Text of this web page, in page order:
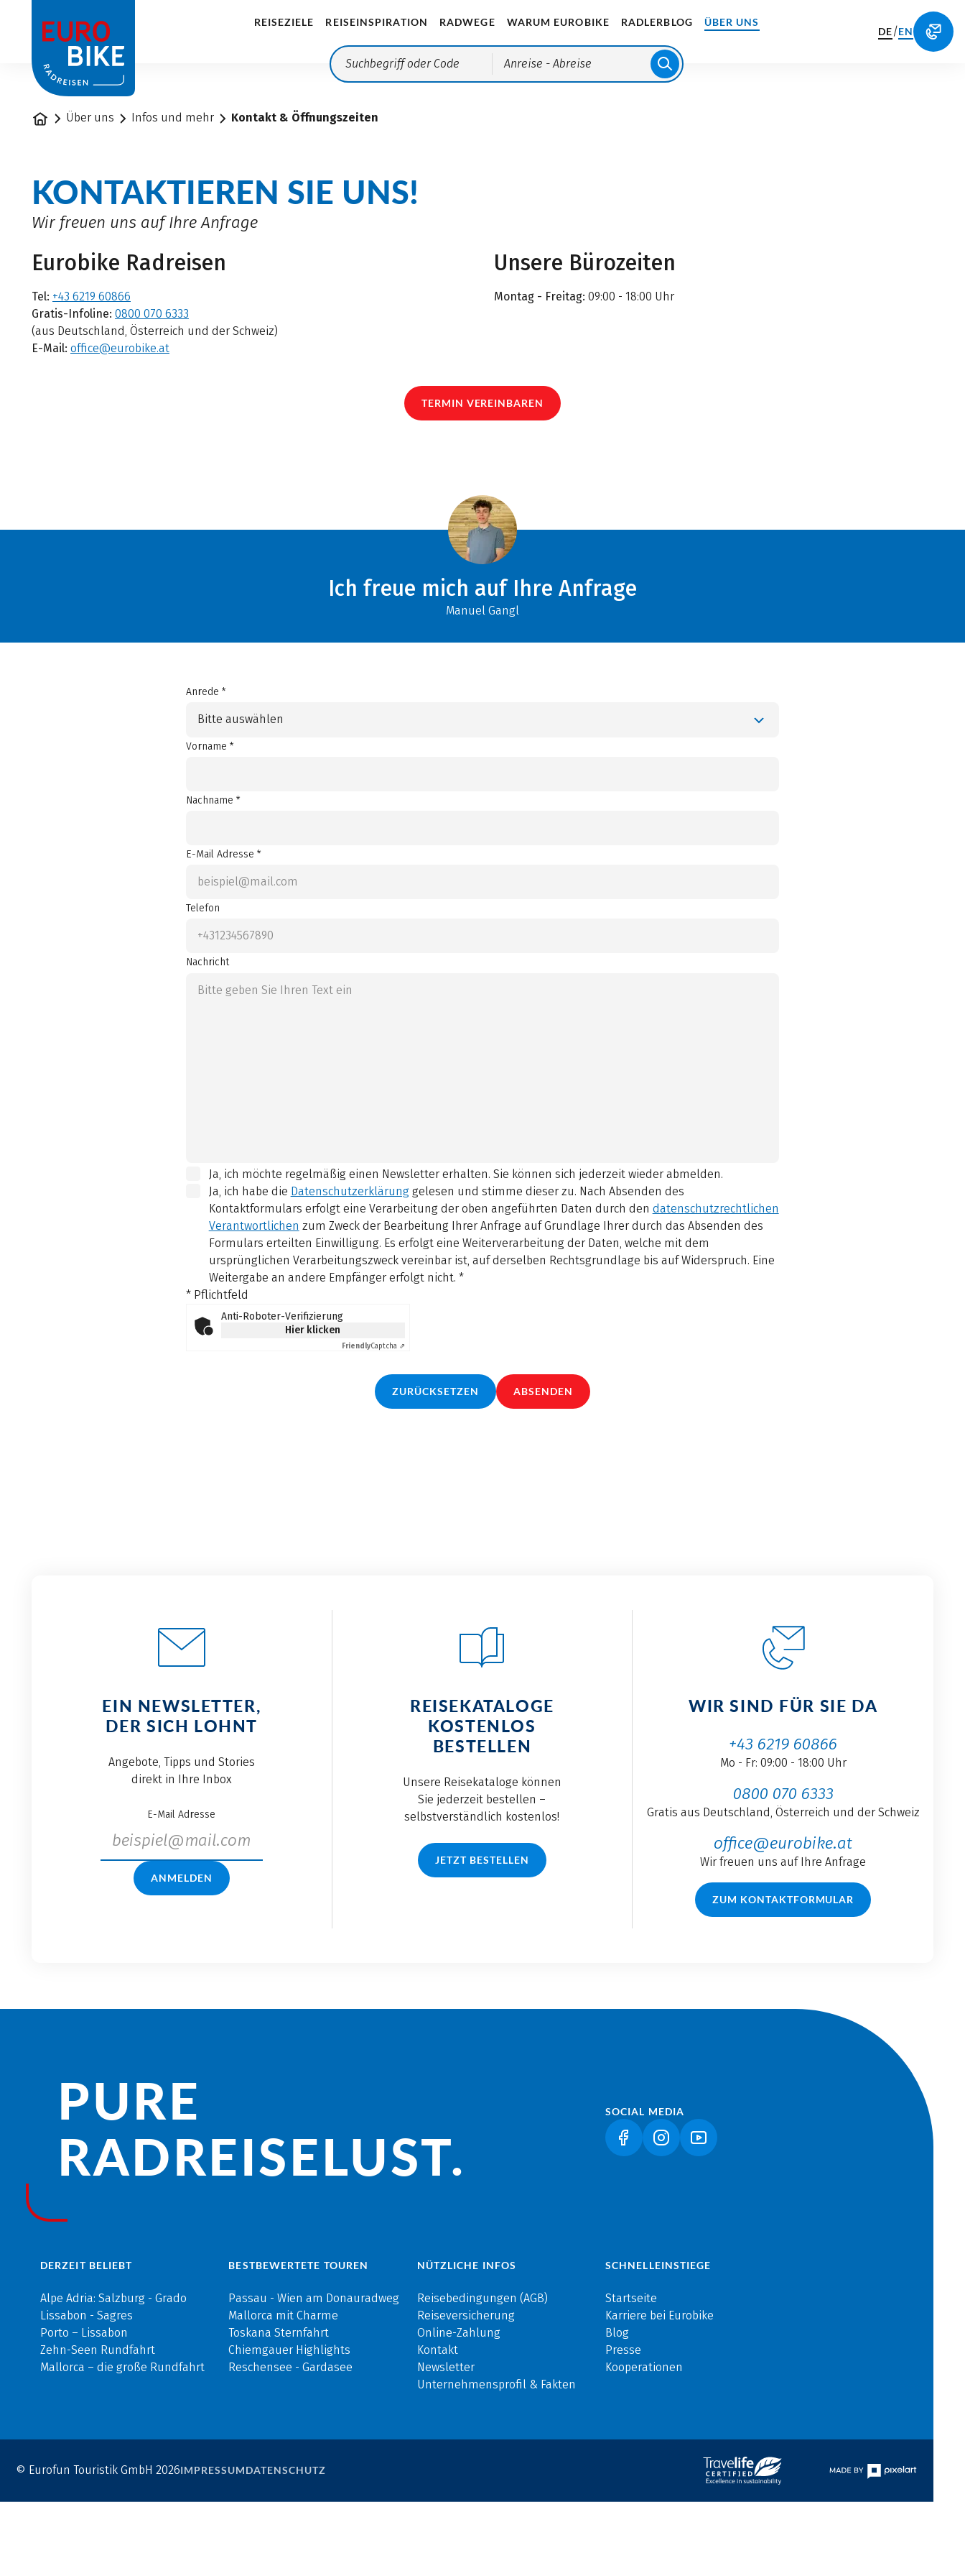
REISEZIELE REISEINSPIRATION RADWEGE WARUM EUROBIKE RADLERBLOG ÜBER UNS
Anreise - Abreise
DE/EN
StartseiteÜber uns Infos und mehr Kontakt & Öffnungszeiten
KONTAKTIEREN SIE UNS!
Wir freuen uns auf Ihre Anfrage
Eurobike Radreisen
Tel: +43 6219 60866
Gratis-Infoline: 0800 070 6333
(aus Deutschland, Österreich und der Schweiz)
E-Mail: office@eurobike.at
Unsere Bürozeiten
Montag - Freitag: 09:00 - 18:00 Uhr
TERMIN VEREINBAREN
Ich freue mich auf Ihre Anfrage
Manuel Gangl
Anrede *
Bitte auswählen
Vorname *
Nachname *
E-Mail Adresse *
Telefon
Nachricht
Ja, ich möchte regelmäßig einen Newsletter erhalten. Sie können sich jederzeit wieder abmelden.
Ja, ich habe die Datenschutzerklärunggelesen und stimme dieser zu. Nach Absenden des
Kontaktformulars erfolgt eine Verarbeitung der oben angeführten Daten durch den datenschutzrechtlichen
Verantwortlichen zum Zweck der Bearbeitung Ihrer Anfrage auf Grundlage Ihrer durch das Absenden des
Formulars erteilten Einwilligung. Es erfolgt eine Weiterverarbeitung der Daten, welche mit dem
ursprünglichen Verarbeitungszweck vereinbar ist, auf derselben Rechtsgrundlage bis auf Widerspruch. Eine
Weitergabe an andere Empfänger erfolgt nicht. *
* Pflichtfeld
Anti-Roboter-Verifizierung
Hier klicken
FriendlyCaptcha ⇗
ZURÜCKSETZEN ABSENDEN
EIN NEWSLETTER,
DER SICH LOHNT
Angebote, Tipps und Stories
direkt in Ihre Inbox
E-Mail Adresse
ANMELDEN
REISEKATALOGE
KOSTENLOS
BESTELLEN
Unsere Reisekataloge können
Sie jederzeit bestellen –
selbstverständlich kostenlos!
JETZT BESTELLEN
WIR SIND FÜR SIE DA
+43 6219 60866
Mo - Fr: 09:00 - 18:00 Uhr
0800 070 6333
Gratis aus Deutschland, Österreich und der Schweiz
office@eurobike.at
Wir freuen uns auf Ihre Anfrage
ZUM KONTAKTFORMULAR
PURE
RADREISE­LUST.
SOCIAL MEDIA
(LINK ÖFFNET IN NEUEM TAB)
(LINK ÖFFNET IN NEUEM TAB)
(LINK ÖFFNET IN NEUEM TAB)
DERZEIT BELIEBT
Alpe Adria: Salzburg - Grado
Lissabon - Sagres
Porto – Lissabon
Zehn-Seen Rundfahrt
Mallorca – die große Rundfahrt
BESTBEWERTETE TOUREN
Passau - Wien am Donauradweg
Mallorca mit Charme
Toskana Sternfahrt
Chiemgauer Highlights
Reschensee - Gardasee
NÜTZLICHE INFOS
Reisebedingungen (AGB)
Reiseversicherung
Online-Zahlung
Kontakt
Newsletter
Unternehmensprofil & Fakten
SCHNELLEINSTIEGE
Startseite
Karriere bei Eurobike
Blog
Presse
Kooperationen
© Eurofun Touristik GmbH 2026IMPRESSUMDATENSCHUTZ